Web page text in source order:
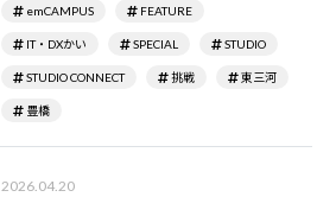
emCAMPUS FEATURE
IT・DXかい SPECIAL STUDIO
STUDIO CONNECT 挑戦 東三河
豊橋
2026.04.20